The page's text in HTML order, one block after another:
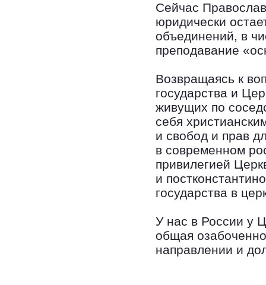
Сейчас
юридически
объединений, в
преподавание
Возвращаясь к
государства и
живущих по
себя
и свобод и прав
в современном
привилегией
и
государства в
У нас в России у
общая
направлении и